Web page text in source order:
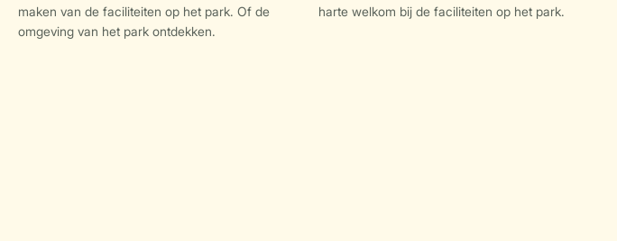
maken van de faciliteiten op het park. Of de
omgeving van het park ontdekken.
harte welkom bij de faciliteiten op het park.